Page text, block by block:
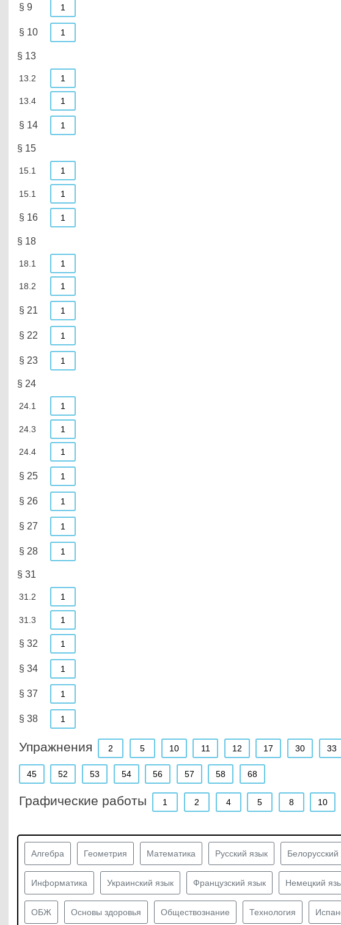
§ 9 1
§ 10 1
§ 13
13.2 1
13.4 1
§ 14 1
§ 15
15.1 1
15.1 1
§ 16 1
§ 18
18.1 1
18.2 1
§ 21 1
§ 22 1
§ 23 1
§ 24
24.1 1
24.3 1
24.4 1
§ 25 1
§ 26 1
§ 27 1
§ 28 1
§ 31
31.2 1
31.3 1
§ 32 1
§ 34 1
§ 37 1
§ 38 1
Упражнения 2 5 10 11 12 17 30 33
45 52 53 54 56 57 58 68
Графические работы 1 2 4 5 8 10
Алгебра Геометрия Математика Русский язык Белорусский
Информатика Украинский язык Французский язык Немецкий
ОБЖ Основы здоровья Обществознание Технология